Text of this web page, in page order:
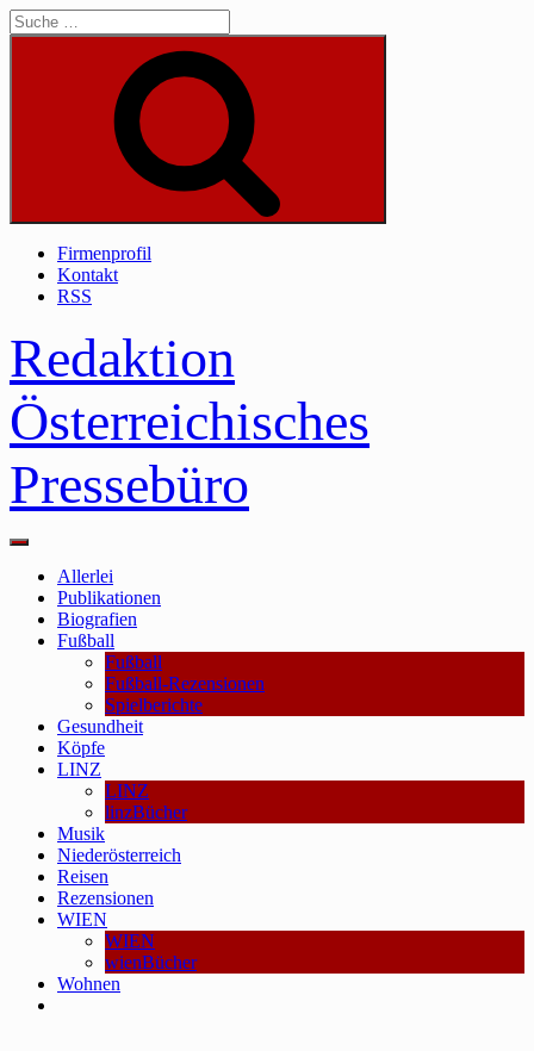
Skip
to
Suche
Firmenprofil
Kontakt
RSS
Redaktion
Österreichisches
Pressebüro
Main
Allerlei
Publikationen
Biografien
Fußball
Fußball
Fußball-Rezensionen
Spielberichte
Gesundheit
Köpfe
LINZ
LINZ
linzBücher
Musik
Niederösterreich
Reisen
Rezensionen
WIEN
WIEN
wienBücher
Wohnen